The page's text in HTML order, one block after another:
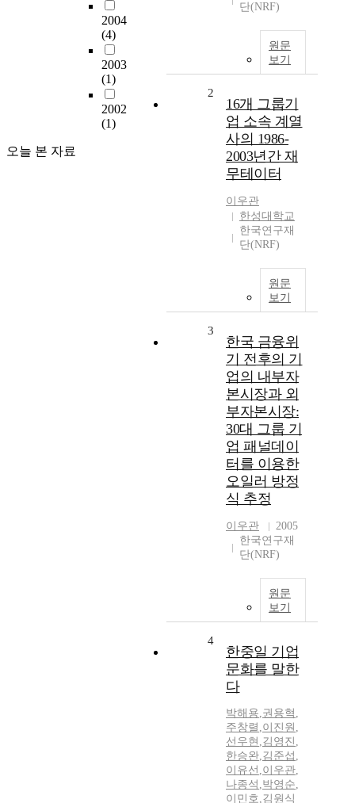
2004
(4)
2003
(1)
2002
(1)
오늘 본 자료
단(NRF)
원문
보기
2
16개 그룹기
업 소속 계열
사의 1986-
2003년간 재
무테이터
이우관
한성대학교
한국연구재
단(NRF)
원문
보기
3
한국 금융위
기 전후의 기
업의 내부자
본시장과 외
부자본시장:
30대 그룹 기
업 패널데이
터를 이용한
오일러 방정
식 추정
이우관
2005
한국연구재
단(NRF)
원문
보기
4
한중일 기업
문화를 말한
다
박해용,권용혁 ,
주창렬 ,이진원 ,
선우현 ,김영진 ,
한승완,김준섭 ,
이유선 ,이우관,
나종석 ,박영순,
이민호,김원식